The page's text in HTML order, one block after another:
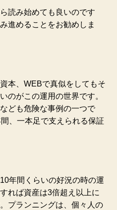
読み始めても良いのです
進めることをお勧めしま
本、WEBで真似をしてもそ
のがこの運用の世界です。
ども危険な事例の一つで
、一本足で支えられる保証
年間くらいの好況の時の運
れば資産は3倍超え以上に
プランニングは、個々人の